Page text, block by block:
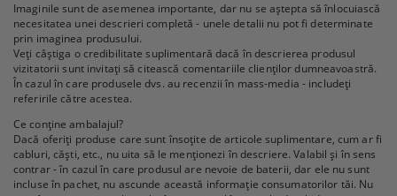
Imaginile sunt de asemenea importante, dar nu se aștepta să înlocuiască
necesitatea unei descrieri completă - unele detalii nu pot fi determinate
prin imaginea produsului.
Veți câștiga o credibilitate suplimentară dacă în descrierea produsul
vizitatorii sunt invitați să citească comentariile clienților dumneavoastră.
În cazul în care produsele dvs. au recenzii în mass-media - includeți
referirile către acestea.
Ce conține ambalajul?
Dacă oferiți produse care sunt însoțite de articole suplimentare, cum ar fi
cabluri, căști, etc., nu uita să le menționezi în descriere. Valabil și în sens
contrar - în cazul în care produsul are nevoie de baterii, dar ele nu sunt
incluse în pachet, nu ascunde această informație consumatorilor tăi. Nu